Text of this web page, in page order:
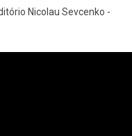
Nicolau Sevcenko -